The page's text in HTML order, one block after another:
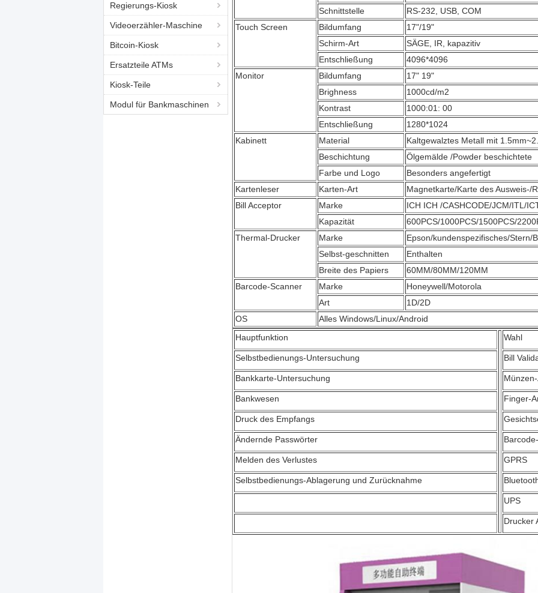
Regierungs-Kiosk
Videoerzähler-Maschine
Bitcoin-Kiosk
Ersatzteile ATMs
Kiosk-Teile
Modul für Bankmaschinen
Schnittstelle
RS-232, USB, COM
Touch Screen
Bildumfang
17"/19"
Schirm-Art
SÄGE, IR, kapazitiv
Entschließung
4096*4096
Monitor
Bildumfang
17" 19"
Brighness
1000cd/m2
Kontrast
1000:01: 00
Entschließung
1280*1024
Kabinett
Material
Kaltgewalztes Metall mit
Beschichtung
Ölgemälde /Powder beschichtete
Farbe und Logo
Besonders angefertigt
Kartenleser
Karten-Art
Magnetkarte/Karte des Ausweis-/
Bill Acceptor
Marke
ICH ICH /CASHCODE/JCM/ITL/
Kapazität
600PCS/1000PCS/1500PCS/
Thermal-Drucker
Marke
Epson/kundenspezifisches/Stern/
Selbst-geschnitten
Enthalten
Breite des Papiers
60MM/80MM/120MM
Barcode-Scanner
Marke
Honeywell/Motorola
Art
1D/2D
OS
Alles Windows/Linux/Android
Hauptfunktion
Wahl
Selbstbedienungs-Untersuchung Bill
Bankkarte-Untersuchung
Bankwesen Finger-
Druck des Empfangs
Ändernde Passwörter
Melden des Verlustes GPRS
Selbstbedienungs-Ablagerung und Zurücknahme
UPS
Drucker